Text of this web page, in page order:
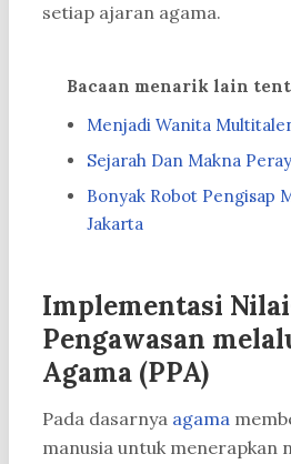
setiap ajaran agama.
Bacaan menarik lain
Menjadi Wanita
Sejarah Dan Makna
Bonyak Robot Pengisap
Jakarta
Implementasi
Pengawasan
Agama (PPA)
Pada dasarnya agama
manusia untuk menerapkan